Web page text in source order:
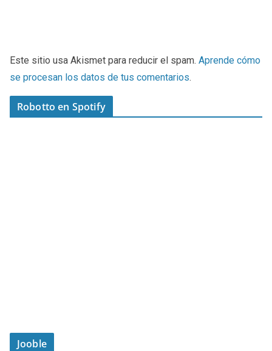
Este sitio usa Akismet para reducir el spam. Aprende cómo
se procesan los datos de tus comentarios.
Robotto en Spotify
Jooble